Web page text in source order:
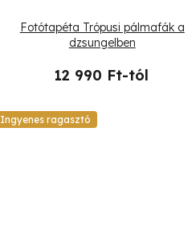
Fotótapéta Trópusi pálmafák a
dzsungelben
12 990 Ft-tól
Ingyenes ragasztó